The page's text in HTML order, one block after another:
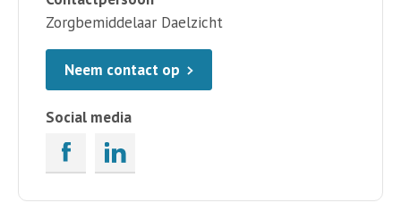
Zorgbemiddelaar Daelzicht
Neem contact op
Social media